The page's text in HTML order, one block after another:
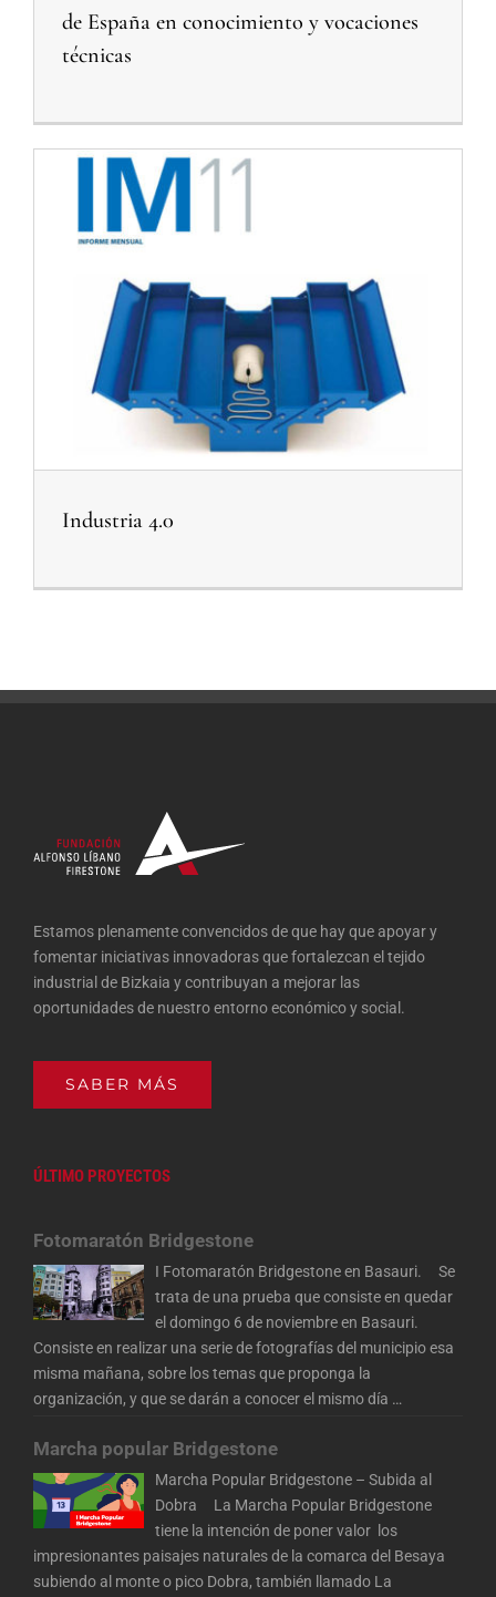
de España en conocimiento y vocaciones
técnicas
Industria 4.0
Estamos plenamente convencidos de que hay que apoyar y
fomentar iniciativas innovadoras que fortalezcan el tejido
industrial de Bizkaia y contribuyan a mejorar las
oportunidades de nuestro entorno económico y social.
SABER MÁS
ÚLTIMO PROYECTOS
Fotomaratón Bridgestone
I Fotomaratón Bridgestone en Basauri. Se
trata de una prueba que consiste en quedar
el domingo 6 de noviembre en Basauri.
Consiste en realizar una serie de fotografías del municipio esa
misma mañana, sobre los temas que proponga la
organización, y que se darán a conocer el mismo día …
Marcha popular Bridgestone
Marcha Popular Bridgestone – Subida al
Dobra La Marcha Popular Bridgestone
tiene la intención de poner valor los
impresionantes paisajes naturales de la comarca del Besaya
subiendo al monte o pico Dobra, también llamado La